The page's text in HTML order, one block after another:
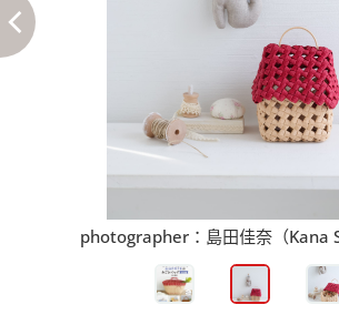
photographer：島田佳奈（Kana